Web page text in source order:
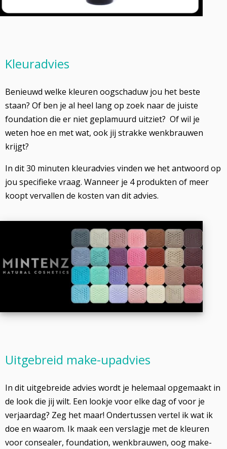
Kleuradvies
Benieuwd welke kleuren oogschaduw jou het beste
staan? Of ben je al heel lang op zoek naar de juiste
foundation die er niet geplamuurd uitziet? Of wil je
weten hoe en met wat, ook jij strakke wenkbrauwen
krijgt?
In dit 30 minuten kleuradvies vinden we het antwoord op
jou specifieke vraag. Wanneer je 4 produkten of meer
koopt vervallen de kosten van dit advies.
Uitgebreid make-upadvies
In dit uitgebreide advies wordt je helemaal opgemaakt in
de look die jij wilt. Een lookje voor elke dag of voor je
verjaardag? Zeg het maar! Ondertussen vertel ik wat ik
doe en waarom. Ik maak een verslagje met de kleuren
voor consealer, foundation, wenkbrauwen, oog make-